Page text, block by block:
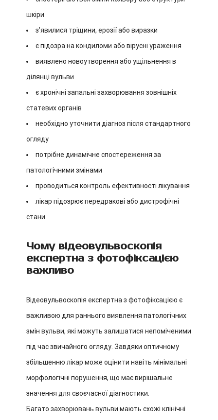
шкіри
зʼявилися тріщини, ерозії або виразки
є підозра на кондиломи або вірусні ураження
виявлено новоутворення або ущільнення в
ділянці вульви
є хронічні запальні захворювання зовнішніх
статевих органів
необхідно уточнити діагноз після стандартного
огляду
потрібне динамічне спостереження за
патологічними змінами
проводиться контроль ефективності лікування
лікар підозрює передракові або дистрофічні
стани
Чому відеовульвоскопія
експертна з фотофіксацією
важливо
Відеовульвоскопія експертна з фотофіксацією є
важливою для раннього виявлення патологічних
змін вульви, які можуть залишатися непоміченими
під час звичайного огляду. Завдяки оптичному
збільшенню лікар може оцінити навіть мінімальні
морфологічні порушення, що має вирішальне
значення для своєчасної діагностики.
Багато захворювань вульви мають схожі клінічні